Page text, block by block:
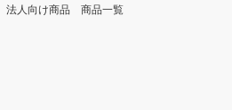
法人向け商品 商品一覧